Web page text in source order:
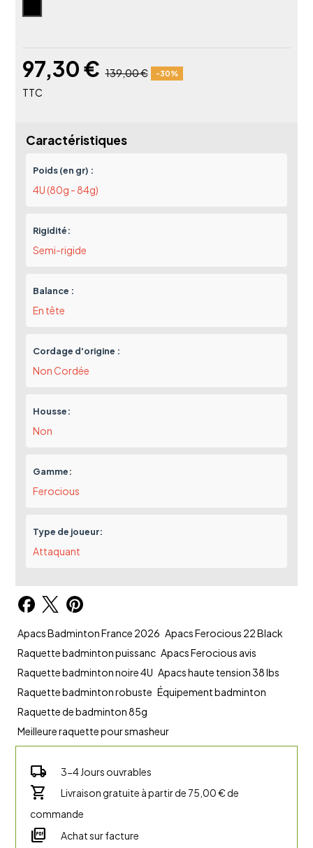
97,30 € 139,00 € -30%
TTC
Caractéristiques
Poids (en gr) :
4U (80g - 84g)
Rigidité:
Semi-rigide
Balance :
En tête
Cordage d'origine :
Non Cordée
Housse:
Non
Gamme:
Ferocious
Type de joueur:
Attaquant
Apacs Badminton France 2026 Apacs Ferocious 22 Black
Raquette badminton puissanc Apacs Ferocious avis
Raquette badminton noire 4U Apacs haute tension 38 lbs
Raquette badminton robuste Équipement badminton
Raquette de badminton 85g
Meilleure raquette pour smasheur
local_shipping 3-4 Jours ouvrables
shopping_cart
Livraison gratuite à partir de 75,00 € de
commande
picture_as_pdf Achat sur facture